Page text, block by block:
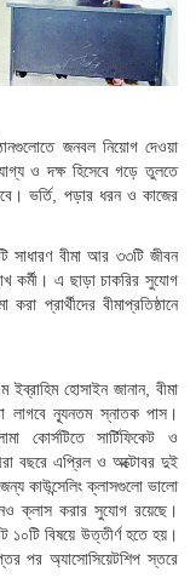
জনবল নিয়োগ দেওয়া
ও দক্ষ হিসেবে গড়ে তুলতে
ভর্তি, পড়ার ধরন ও কাজের
সাধারণ বীমা আর ৩৩টি জীবন
কর্মী। এ ছাড়া চাকরির সুযোগ
প্রার্থীদের বীমাপ্রতিষ্ঠানে
ইব্রাহিম হোসাইন জানান, বীমা
লাগবে ন্যূনতম স্নাতক পাস।
কোর্সটিতে সার্টিফিকেট ও
বছরে এপ্রিল ও অক্টোবর দুই
কাউন্সেলিং ক্লাসগুলো ভালো
ক্লাস করার সুযোগ রয়েছে।
১০টি বিষয়ে উত্তীর্ণ হতে হয়।
পর অ্যাসোসিয়েটশিপ স্তরে